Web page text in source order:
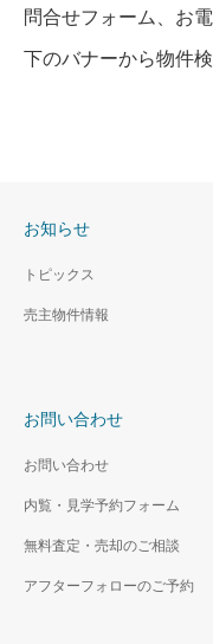
問合せフォーム、お
下のバナーから物件検
お知らせ
トピックス
売主物件情報
お問い合わせ
お問い合わせ
内覧・見学予約フォーム
無料査定・売却のご相談
アフターフォローのご予約